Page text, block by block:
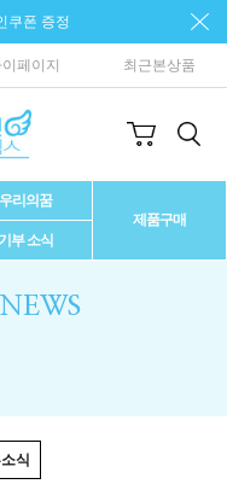
쿠폰 증정
이페이지 최근본상품
우리의꿈
제품구매
부 소식
식